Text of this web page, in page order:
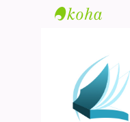
Agamenon
Magalhães